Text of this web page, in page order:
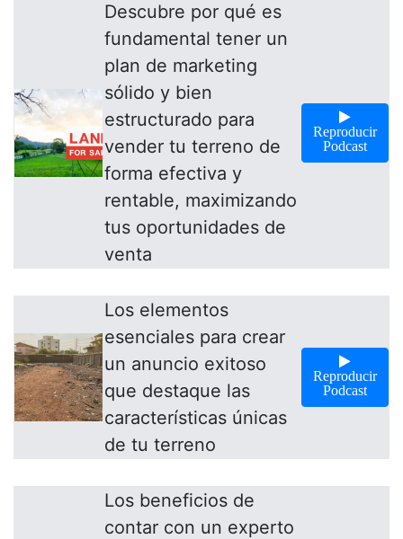
Descubre por qué es
fundamental tener un
plan de marketing
sólido y bien
estructurado para
vender tu terreno de
forma efectiva y
rentable, maximizando
tus oportunidades de
venta
Reproducir
Podcast
Los elementos
esenciales para crear
un anuncio exitoso
que destaque las
características únicas
de tu terreno
Reproducir
Podcast
Los beneficios de
contar con un experto